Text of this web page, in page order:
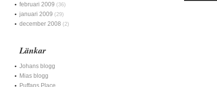
februari 2009 (36)
januari 2009 (29)
december 2008 (2)
Länkar
Johans blogg
Mias blogg
Puffans Place